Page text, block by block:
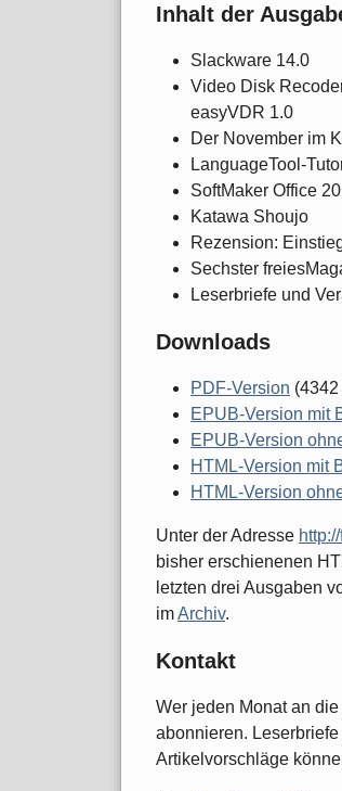
Inhalt der
Slackware 14.0
Video Disk
easyVDR 1.0
Der November im
LanguageTool-
SoftMaker Office
Katawa Shoujo
Rezension:
Sechster
Leserbriefe und
Downloads
PDF-Version
EPUB-Version mit
EPUB-Version
HTML-Version mit
HTML-Version
Unter der Adresse
bisher erschienenen
letzten drei Ausgaben
imArchiv.
Kontakt
Wer jeden Monat an
abonnieren.
Artikelvorschläge